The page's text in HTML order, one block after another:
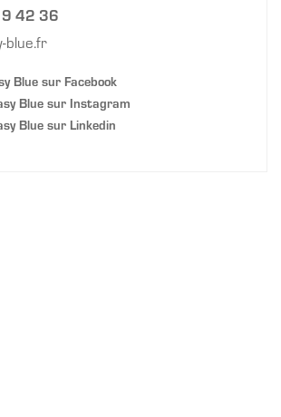
42 36
blue.fr
Blue sur Facebook
Blue sur Instagram
Blue sur Linkedin